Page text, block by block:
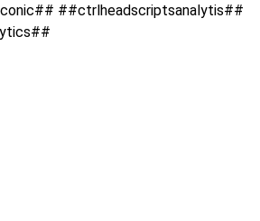
##ctrlheadscriptsanalytis##